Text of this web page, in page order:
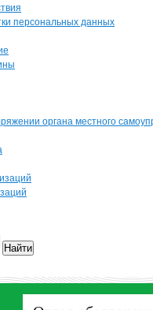
персональных данных
органа местного
Найти